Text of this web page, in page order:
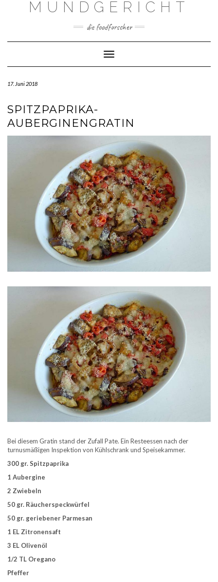
MUNDGERICHT
die foodforscher
Toggle Navigation
17. Juni 2018
SPITZPAPRIKA-
AUBERGINENGRATIN
Bei diesem Gratin stand der Zufall Pate. Ein Resteessen nach der
turnusmäßigen Inspektion von Kühlschrank und Speisekammer.
300 gr. Spitzpaprika
1 Aubergine
2 Zwiebeln
50 gr. Räucherspeckwürfel
50 gr. geriebener Parmesan
1 EL Zitronensaft
3 EL Olivenöl
1/2 TL Oregano
Pfeffer